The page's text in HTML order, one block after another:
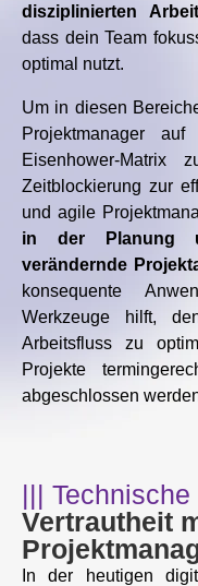
disziplinierten
dass dein Team
optimal nutzt.
Um in diesen
Projektmanager
Eisenhower-Matrix
Zeitblockierung zur
und agile
in der Planung
verändernde
konsequente
Werkzeuge hilft,
Arbeitsfluss zu
Projekte
abgeschlossen
|||
Vertrautheit
In der heutigen